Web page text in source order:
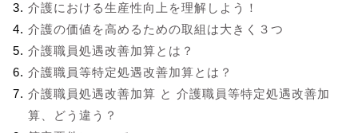
介護における生産性向上を理解しよう！
介護の価値を高めるための取組は大きく３つ
介護職員処遇改善加算とは？
介護職員等特定処遇改善加算とは？
介護職員処遇改善加算 と 介護職員等特定処遇改善加
算、どう違う？